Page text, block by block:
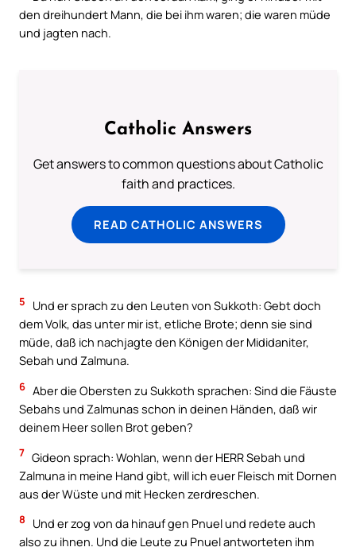
den dreihundert Mann, die bei ihm waren; die waren müde
und jagten nach.
Catholic Answers
Get answers to common questions about Catholic
faith and practices.
READ CATHOLIC ANSWERS
5
Und er sprach zu den Leuten von Sukkoth: Gebt doch
dem Volk, das unter mir ist, etliche Brote; denn sie sind
müde, daß ich nachjagte den Königen der Mididaniter,
Sebah und Zalmuna.
6 Aber die Obersten zu Sukkoth sprachen: Sind die Fäuste
Sebahs und Zalmunas schon in deinen Händen, daß wir
deinem Heer sollen Brot geben?
7 Gideon sprach: Wohlan, wenn der HERR Sebah und
Zalmuna in meine Hand gibt, will ich euer Fleisch mit Dornen
aus der Wüste und mit Hecken zerdreschen.
8
Und er zog von da hinauf gen Pnuel und redete auch
also zu ihnen. Und die Leute zu Pnuel antworteten ihm